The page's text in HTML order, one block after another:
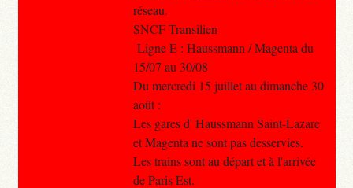
réseau.
SNCF Transilien
Ligne E : Haussmann / Magenta du
15/07 au 30/08
Du mercredi 15 juillet au dimanche 30
août :
Les gares d' Haussmann Saint-Lazare
et Magenta ne sont pas desservies.
Les trains sont au départ et à l'arrivée
de Paris Est.